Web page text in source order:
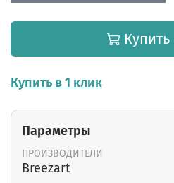
Купить
Купить в 1 клик
Параметры
ПРОИЗВОДИТЕЛИ
Breezart